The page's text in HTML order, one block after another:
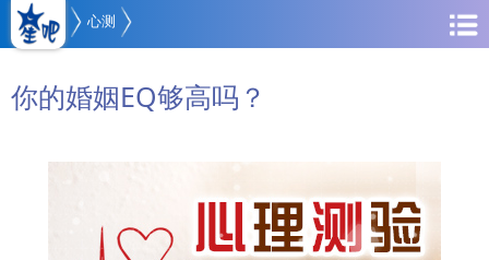
心测
你的婚姻EQ够高吗？